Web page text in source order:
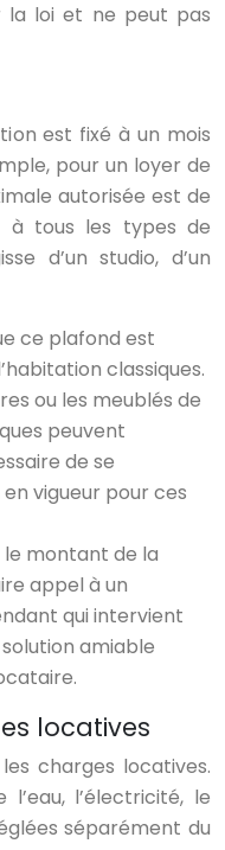
la loi et ne peut pas
est fixé à un mois
pour un loyer de
autorisée est de
à tous les types de
d’un studio, d’un
ce plafond est
classiques.
ou les meublés de
peuvent
de se
vigueur pour ces
montant de la
appel à un
qui intervient
amiable
locatives
charges locatives.
l’électricité, le
séparément du